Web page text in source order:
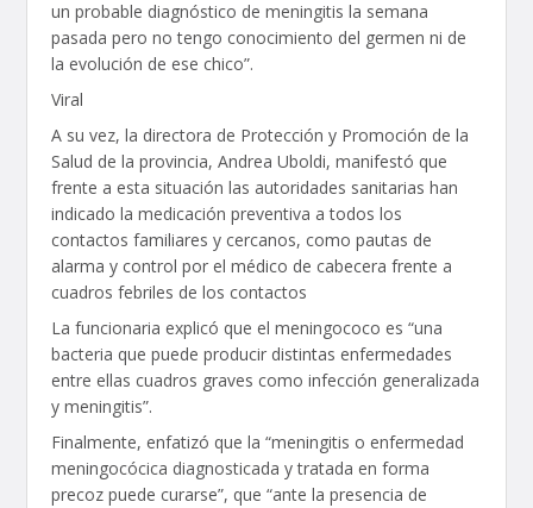
un probable diagnóstico de meningitis la semana
pasada pero no tengo conocimiento del germen ni de
la evolución de ese chico”.
Viral
A su vez, la directora de Protección y Promoción de la
Salud de la provincia, Andrea Uboldi, manifestó que
frente a esta situación las autoridades sanitarias han
indicado la medicación preventiva a todos los
contactos familiares y cercanos, como pautas de
alarma y control por el médico de cabecera frente a
cuadros febriles de los contactos
La funcionaria explicó que el meningococo es “una
bacteria que puede producir distintas enfermedades
entre ellas cuadros graves como infección generalizada
y meningitis”.
Finalmente, enfatizó que la “meningitis o enfermedad
meningocócica diagnosticada y tratada en forma
precoz puede curarse”, que “ante la presencia de